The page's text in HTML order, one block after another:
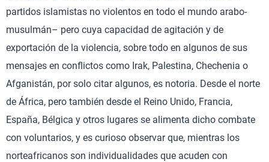
partidos islamistas no violentos en todo el mundo arabo-
musulmán– pero cuya capacidad de agitación y de
exportación de la violencia, sobre todo en algunos de sus
mensajes en conflictos como Irak, Palestina, Chechenia o
Afganistán, por solo citar algunos, es notoria. Desde el norte
de África, pero también desde el Reino Unido, Francia,
España, Bélgica y otros lugares se alimenta dicho combate
con voluntarios, y es curioso observar que, mientras los
norteafricanos son individualidades que acuden con